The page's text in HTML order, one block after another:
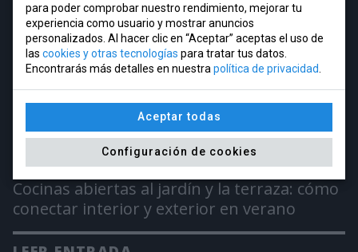
Cocinas abiertas al jardín y la terraza: cómo
conectar interior y exterior en verano
para poder comprobar nuestro rendimiento, mejorar tu
experiencia como usuario y mostrar anuncios
personalizados. Al hacer clic en “Aceptar” aceptas el uso de
las cookies y otras tecnologías para tratar tus datos.
Encontrarás más detalles en nuestra política de privacidad
Aceptar todas
Configuración de cookies